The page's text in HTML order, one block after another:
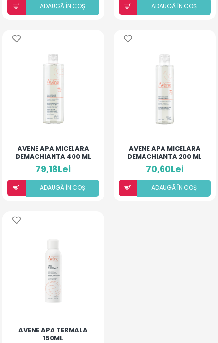
ADAUGÃ ÎN COȘ ADAUGÃ ÎN COȘ
AVENE APA MICELARA
DEMACHIANTA 400 ML
79,18Lei
ADAUGÃ ÎN COȘ
AVENE APA MICELARA
DEMACHIANTA 200 ML
70,60Lei
ADAUGÃ ÎN COȘ
AVENE APA TERMALA
150ML